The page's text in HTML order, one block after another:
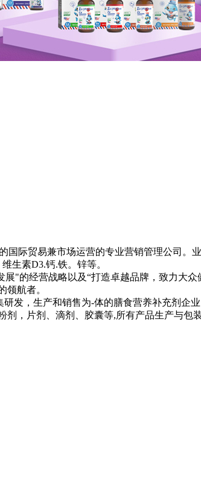
际贸易兼市场运营的专业营销管理公司。
生素D3.钙.铁。锌等。
"的经营战略以及“打造卓越品牌，致力大
领航者。
研发，生产和销售为-体的膳食营养补充剂企
，片剂、滴剂、胶囊等,所有产品生产与包